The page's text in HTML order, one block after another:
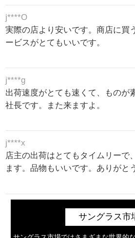
j****O
実際の店より安いです。商店に買
ービスがとてもいいです。
j****g
出荷速度がとても速くて、ものが
社長です。また来ますよ。
j****x
店主の出荷はとてもタイムリーで
ます。品物もいいです。ありがと
サングラス市